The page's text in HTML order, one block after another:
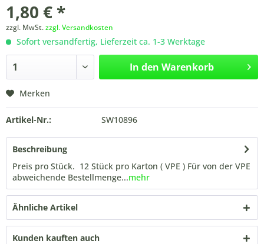
1,80 € *
zzgl. MwSt.zzgl. Versandkosten
Sofort versandfertig, Lieferzeit ca. 1-3 Werktage
In den Warenkorb
Merken
Artikel-Nr.: SW10896
Beschreibung
Preis pro Stück. 12 Stück pro Karton ( VPE ) Für von der VPE
abweichende Bestellmenge...mehr
Ähnliche Artikel
Kunden kauften auch